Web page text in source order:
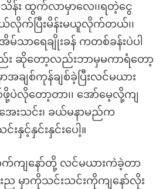
ထွက်လာမှာလေ၊၊ရတဲ့ငွေ
လိုက်ပြီးမိန်းမယူလိုက်တယ်၊၊
သာရေချိုးခန် ကတစ်ခန်းပဲပါ
း ဆိုတော့လည်းဘာမှမကာရံတော့
အချစ်ကုန်ချစ်ခဲ့ပြီးလင်မယား
ပဲလိုတော့တာ၊၊ အော်မေ့လို့ကျ
အေးသင်း၊ ခယ်မနာမည်က
းနှင့်နှင်းနှင်းပေါ့။
ျနော်တို့ လင်မယားကဲခဲ့တာ
ဦးည မှာကိုသင်းသင်းကိုကျနော်လိုး